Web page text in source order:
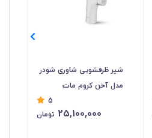
شیر ظرفشویی شاوری شودر
مدل آخن کروم مات
5
25,100,000 تومان